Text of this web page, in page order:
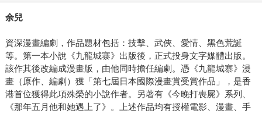
余兒
資深漫畫編劇，作品題材包括：技擊、武俠、愛情、黑色荒誕
等。第一本小說《九龍城寨》出版後，正式投身文字媒體出版。
該作其後改編成漫畫版，由他同時擔任編劇。憑《九龍城寨》漫
畫（原作、編劇）獲「第七屆日本國際漫畫賞受賞作品」，是香
港首位獲得此項殊榮的小說作者。另著有《今晚打喪屍》系列、
《那年五月他和她遇上了》。上述作品均有授權電影、漫畫、手